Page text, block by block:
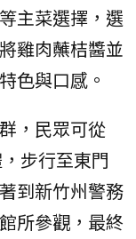
主菜選擇，選
雞肉蘸桔醬並
色與口感。
，民眾可從
步行至東門
到新竹州警務
所參觀，最終